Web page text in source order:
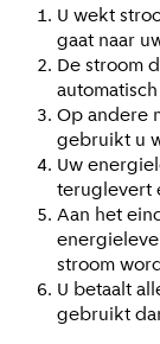
U wekt
gaat naar
De stroom
Op andere
gebruikt u
Uw
teruglevert
Aan het
stroom
U betaalt
gebruikt